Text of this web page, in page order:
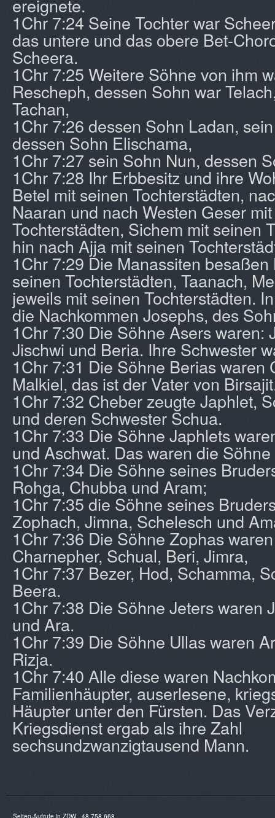
ereignete.
1Chr 7:24 Seine Tochter war
das untere und das obere Bet-
Scheera.
1Chr 7:25 Weitere Söhne von ihm
Rescheph, dessen Sohn war
Tachan,
1Chr 7:26 dessen Sohn Ladan,
dessen Sohn Elischama,
1Chr 7:27 sein Sohn Nun, dessen
1Chr 7:28 Ihr Erbbesitz und ihre
Betel mit seinen Tochterstädten,
Naaran und nach Westen Geser
Tochterstädten, Sichem mit seinen
hin nach Ajja mit seinen
1Chr 7:29 Die Manassiten
seinen Tochterstädten, Taanach,
jeweils mit seinen Tochterstädten.
die Nachkommen Josephs, des
1Chr 7:30 Die Söhne Asers waren:
Jischwi und Beria. Ihre Schwester
1Chr 7:31 Die Söhne Berias waren
Malkiel, das ist der Vater von
1Chr 7:32 Cheber zeugte Japhlet,
und deren Schwester Schua.
1Chr 7:33 Die Söhne Japhlets
und Aschwat. Das waren die
1Chr 7:34 Die Söhne seines
Rohga, Chubba und Aram;
1Chr 7:35 die Söhne seines
Zophach, Jimna, Schelesch und
1Chr 7:36 Die Söhne Zophas
Charnepher, Schual, Beri, Jimra,
1Chr 7:37 Bezer, Hod, Schamma,
Beera.
1Chr 7:38 Die Söhne Jeters waren
und Ara.
1Chr 7:39 Die Söhne Ullas waren
Rizja.
1Chr 7:40 Alle diese waren
Familienhäupter, auserlesene,
Häupter unter den Fürsten. Das
Kriegsdienst ergab als ihre Zahl
sechsundzwanzigtausend Mann.
Seiten-Aufrufe in ZDW 48 758 668